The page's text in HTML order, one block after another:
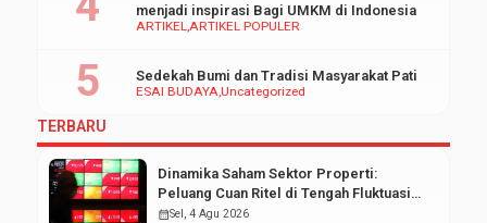
ARTIKEL ARTIKEL POPULER
menjadi inspirasi Bagi UMKM di Indonesia
ESAI BUDAYA Uncategorized
Sedekah Bumi dan Tradisi Masyarakat Pati
TERBARU
Dinamika Saham Sektor Properti:
Peluang Cuan Ritel di Tengah Fluktuasi
Pasar Modal
calendar_monthSel, 4 Agu 2026